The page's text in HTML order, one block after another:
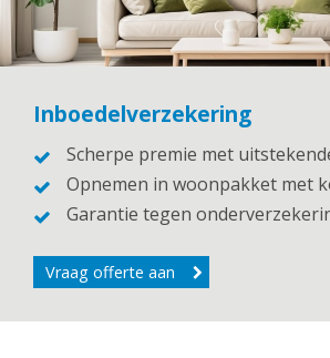
Inboedelverzekering
Scherpe premie met
Opnemen in woonpakket met
Garantie tegen
Vraag offerte aan